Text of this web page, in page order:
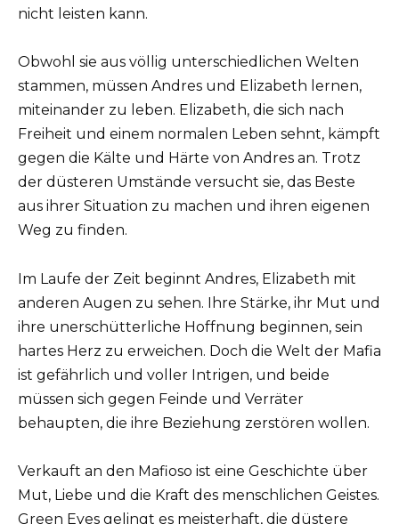
nicht leisten kann.
Obwohl sie aus völlig unterschiedlichen Welten
stammen, müssen Andres und Elizabeth lernen,
miteinander zu leben. Elizabeth, die sich nach
Freiheit und einem normalen Leben sehnt, kämpft
gegen die Kälte und Härte von Andres an. Trotz
der düsteren Umstände versucht sie, das Beste
aus ihrer Situation zu machen und ihren eigenen
Weg zu finden.
Im Laufe der Zeit beginnt Andres, Elizabeth mit
anderen Augen zu sehen. Ihre Stärke, ihr Mut und
ihre unerschütterliche Hoffnung beginnen, sein
hartes Herz zu erweichen. Doch die Welt der Mafia
ist gefährlich und voller Intrigen, und beide
müssen sich gegen Feinde und Verräter
behaupten, die ihre Beziehung zerstören wollen.
Verkauft an den Mafioso ist eine Geschichte über
Mut, Liebe und die Kraft des menschlichen Geistes.
Green Eyes gelingt es meisterhaft, die düstere